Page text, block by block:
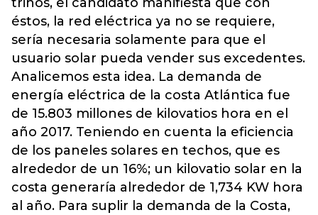
éstos, la red eléctrica ya no se requiere,
sería necesaria solamente para que el
usuario solar pueda vender sus excedentes.
Analicemos esta idea. La demanda de
energía eléctrica de la costa Atlántica fue
de 15.803 millones de kilovatios hora en el
año 2017. Teniendo en cuenta la eficiencia
de los paneles solares en techos, que es
alrededor de un 16%; un kilovatio solar en la
costa generaría alrededor de 1,734 KW hora
al año. Para suplir la demanda de la Costa,